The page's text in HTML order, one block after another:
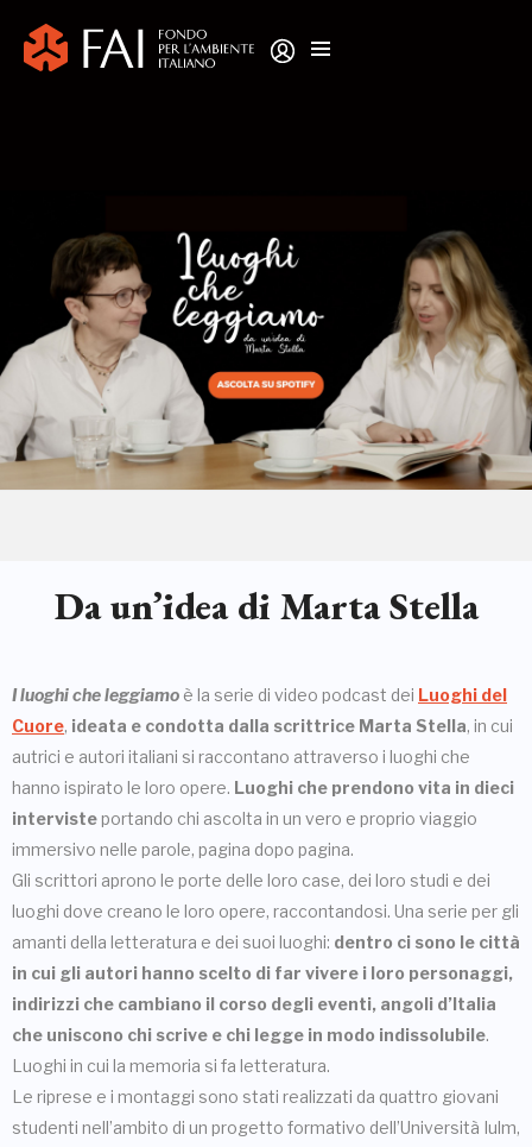
Da un’idea di Marta Stella
I luoghi che leggiamo è la serie di video podcast dei Luoghi del
Cuore, ideata e condotta dalla scrittrice Marta Stella, in cui
autrici e autori italiani si raccontano attraverso i luoghi che
hanno ispirato le loro opere. Luoghi che prendono vita in dieci
intervisteportando chi ascolta in un vero e proprio viaggio
immersivo nelle parole, pagina dopo pagina.
Gli scrittori aprono le porte delle loro case, dei loro studi e dei
luoghi dove creano le loro opere, raccontandosi. Una serie per gli
amanti della letteratura e dei suoi luoghi: dentro ci sono le città
in cui gli autori hanno scelto di far vivere i loro personaggi,
indirizzi che cambiano il corso degli eventi, angoli d’Italia
che uniscono chi scrive e chi legge in modo indissolubile.
Luoghi in cui la memoria si fa letteratura.
Le riprese e i montaggi sono stati realizzati da quattro giovani
studenti nell’ambito di un progetto formativo dell’Università Iulm,